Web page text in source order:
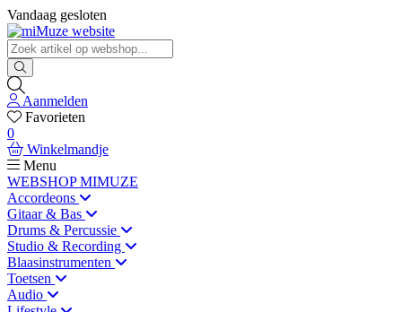
Vandaag gesloten
Aanmelden
Favorieten
0
Winkelmandje
Menu
WEBSHOP MIMUZE
Accordeons
Gitaar & Bas
Drums & Percussie
Studio & Recording
Blaasinstrumenten
Toetsen
Audio